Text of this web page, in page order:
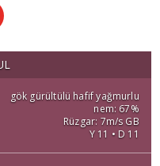
gök gürültülü hafif yağmurlu
nem: 67%
Rüzgar: 7m/s GB
Y 11 • D 11